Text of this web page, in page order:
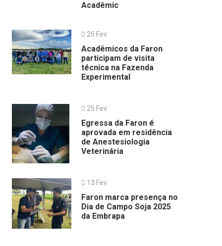
Acadêmic
25 Fev
Acadêmicos da Faron
participam de visita
técnica na Fazenda
Experimental
25 Fev
Egressa da Faron é
aprovada em residência
de Anestesiologia
Veterinária
13 Fev
Faron marca presença no
Dia de Campo Soja 2025
da Embrapa